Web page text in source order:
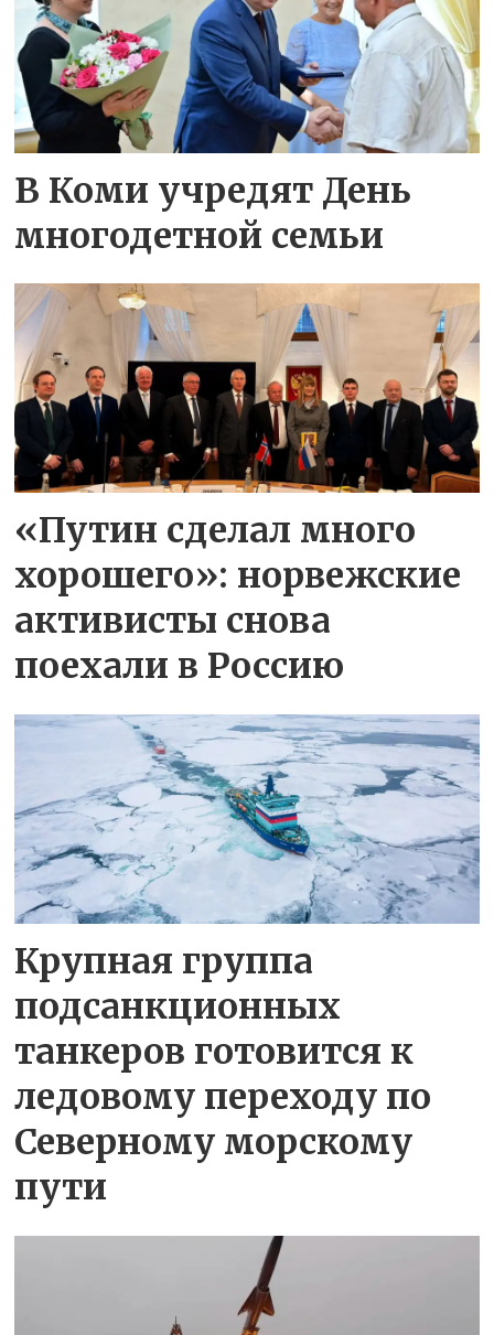
В Коми учредят День
многодетной семьи
«Путин сделал много
хорошего»: норвежские
активисты снова
поехали в Россию
Крупная группа
подсанкционных
танкеров готовится к
ледовому переходу по
Северному морскому
пути